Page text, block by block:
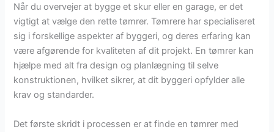
Når du overvejer at bygge et skur eller en garage, er det
vigtigt at vælge den rette tømrer. Tømrere har specialiseret
sig i forskellige aspekter af byggeri, og deres erfaring kan
være afgørende for kvaliteten af dit projekt. En tømrer kan
hjælpe med alt fra design og planlægning til selve
konstruktionen, hvilket sikrer, at dit byggeri opfylder alle
krav og standarder.
Det første skridt i processen er at finde en tømrer med